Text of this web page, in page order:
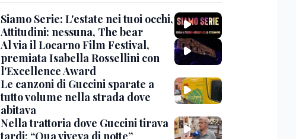
Siamo Serie: L'estate nei tuoi occhi,
Attitudini: nessuna, The bear
Al via il Locarno Film Festival,
premiata Isabella Rossellini con
l'Excellence Award
Le canzoni di Guccini sparate a
tutto volume nella strada dove
abitava
Nella trattoria dove Guccini tirava